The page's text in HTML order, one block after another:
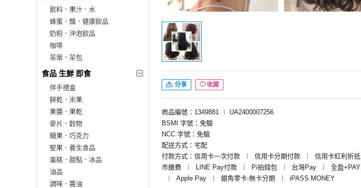
飲料．果汁．水
蜂蜜．醋．健康飲品
奶粉．沖泡飲品
咖啡
茶葉．茶包
食品 生鮮 即食
伴手禮盒
餅乾．米果
果醬．果乾
麥片．穀物
糖果．巧克力
堅果．養生食品
蛋糕．甜點．冰品
油品
調味．醬油
分享 收藏
商品編號：1349881 ︱
UA2400007256
BSMI 字號：免驗
NCC 字號：免驗
配送方式：宅配
付款方式：信用卡一次付款
︱ 信用卡分期付款 ︱ 信用卡紅利折抵
市繳費
︱ LINE Pay付款 ︱ Pi拍錢包 ︱ 台灣Pay ︱ 全盈+PAY
︱
Apple Pay ︱ 銀角零卡-無卡分期 ︱ iPASS MONEY